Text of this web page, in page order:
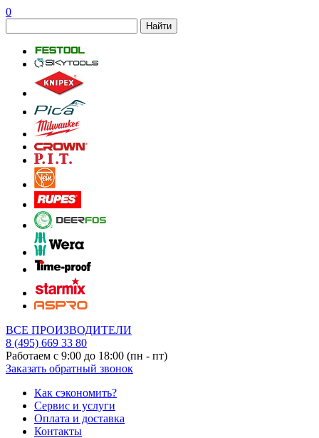
0
Найти
ВСЕ ПРОИЗВОДИТЕЛИ
8 (495) 669 33 80
Работаем с 9:00 до 18:00 (пн - пт)
Заказать обратный звонок
Как сэкономить?
Сервис и услуги
Оплата и доставка
Контакты